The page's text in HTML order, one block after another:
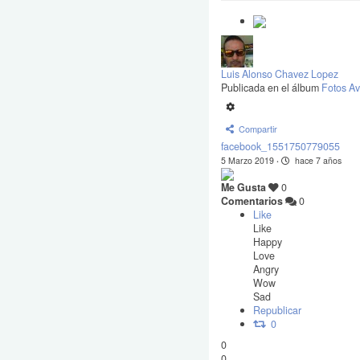
Luis Alonso Chavez Lopez
Publicada en el álbum Fotos
Compartir
facebook_1551750779055
5 Marzo 2019 · hace 7 años
Me Gusta
0
Comentarios
0
Like
Like
Happy
Love
Angry
Wow
Sad
Republicar
0
0